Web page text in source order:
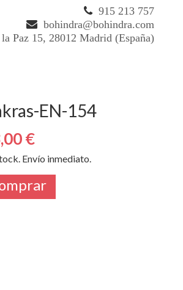
915 213 757
bohindra@bohindra.com
Paz 15, 28012 Madrid (España)
EN-154
€
Envío inmediato.